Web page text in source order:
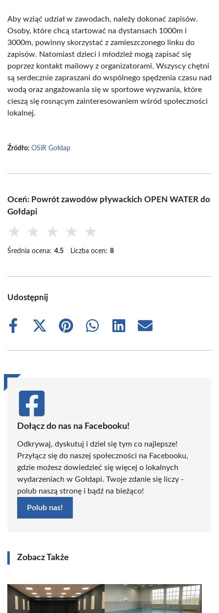
Aby wziąć udział w zawodach, należy dokonać zapisów.
Osoby, które chcą startować na dystansach 1000m i
3000m, powinny skorzystać z zamieszczonego linku do
zapisów. Natomiast dzieci i młodzież mogą zapisać się
poprzez kontakt mailowy z organizatorami. Wszyscy chętni
są serdecznie zapraszani do wspólnego spędzenia czasu nad
wodą oraz angażowania się w sportowe wyzwania, które
cieszą się rosnącym zainteresowaniem wśród społeczności
lokalnej.
Źródło: OSiR Gołdap
Oceń: Powrót zawodów pływackich OPEN WATER do
Gołdapi
★ ★ ★ ★ ★
Średnia ocena: 4.5 Liczba ocen: 8
Udostępnij
Share
Share
(Twitter)
Share
Share
Share
Share
Dołącz do nas na Facebooku!
Odkrywaj, dyskutuj i dziel się tym co najlepsze!
Przyłącz się do naszej społeczności na Facebooku,
gdzie możesz dowiedzieć się więcej o lokalnych
wydarzeniach w Gołdapi. Twoje zdanie się liczy -
polub naszą stronę i bądź na bieżąco!
Polub nas!
Zobacz Także